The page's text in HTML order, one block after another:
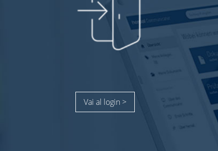
Vai al login >